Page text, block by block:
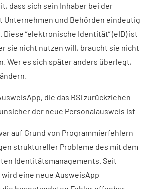
dass sich sein Inhaber bei der
Unternehmen und Behörden eindeutig
”elektronische Identität” (eID) ist
sie nicht nutzen will, braucht sie nicht
Wer es sich später anders überlegt,
die das BSI zurückziehen
der neue Personalausweis ist
auf Grund von Programmierfehlern
struktureller Probleme des mit dem
Identitätsmanagements. Seit
eine neue AusweisApp